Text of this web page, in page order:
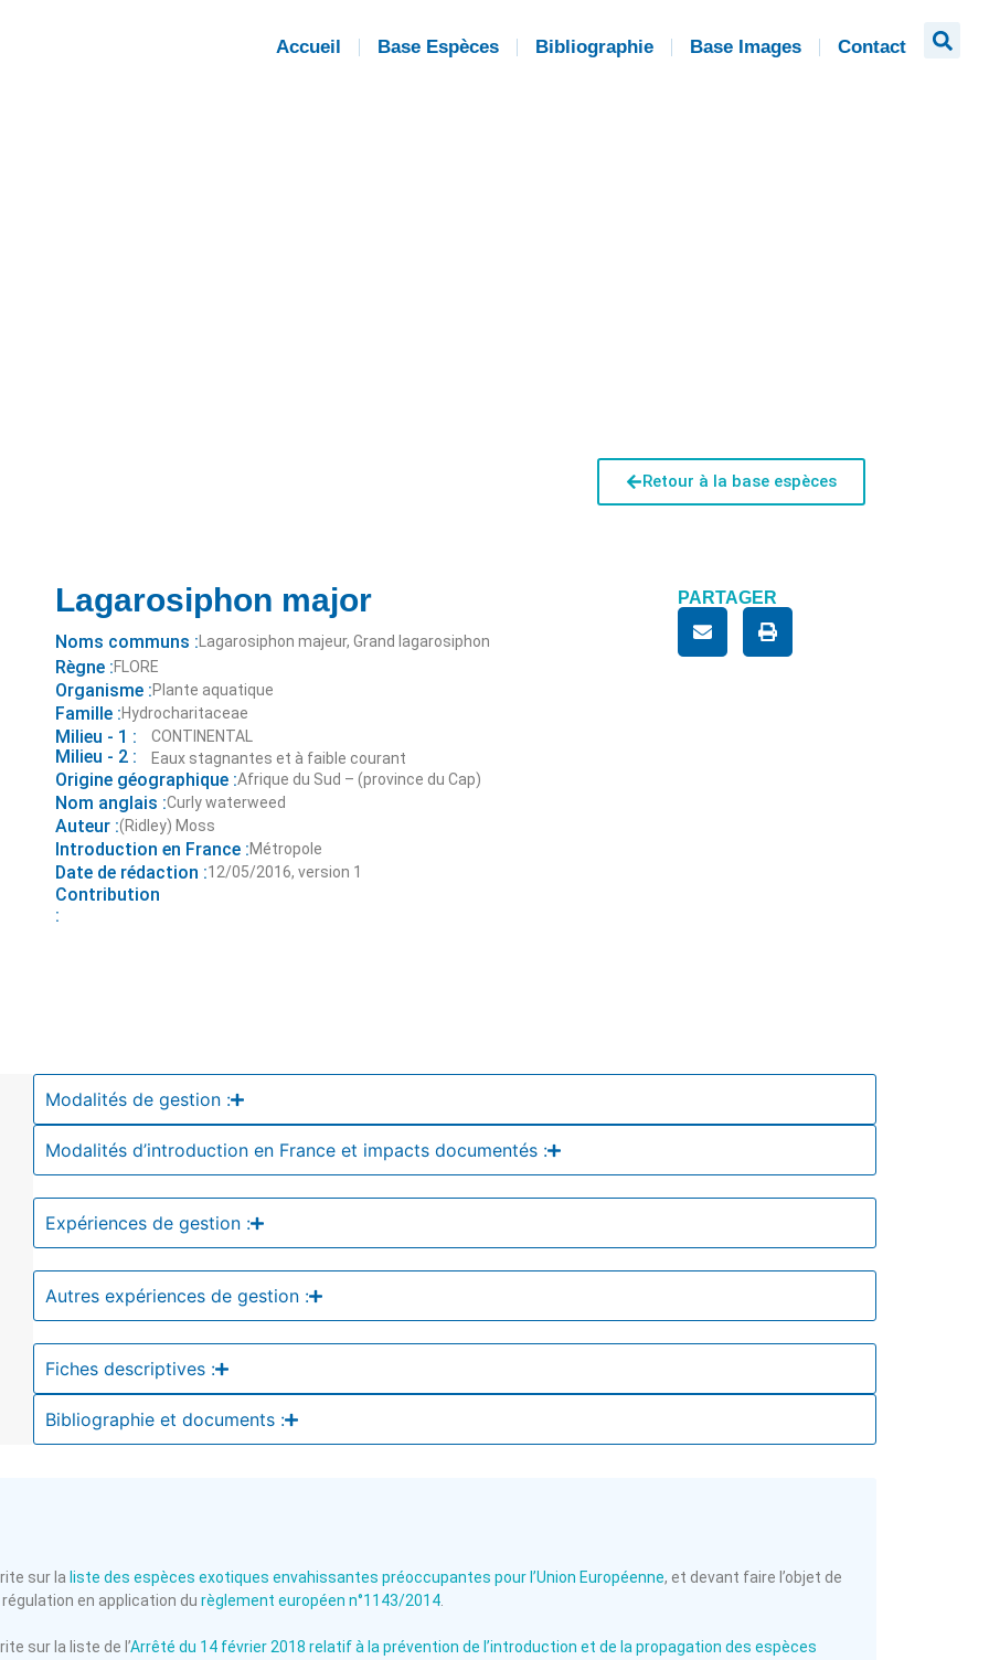
Accueil Base Espèces Bibliographie Base Images Contact
Retour à la base espèces
Lagarosiphon major
Noms communs : Lagarosiphon majeur, Grand lagarosiphon
Règne :FLORE
Organisme :Plante aquatique
Famille :Hydrocharitaceae
Milieu - 1 : CONTINENTAL
Milieu - 2 : Eaux stagnantes et à faible courant
Origine géographique :Afrique du Sud – (province du Cap)
Nom anglais :Curly waterweed
Auteur :(Ridley) Moss
Introduction en France :Métropole
Date de rédaction :12/05/2016, version 1
Contribution
:
PARTAGER
Modalités de gestion :
Modalités d’introduction en France et impacts documentés :
Expériences de gestion :
Autres expériences de gestion :
Fiches descriptives :
Bibliographie et documents :
sur la liste des espèces exotiques envahissantes préoccupantes pour l’Union Européenne, et devant faire l’objet de
en application du règlement européen n°1143/2014.
sur la liste de l’Arrêté du 14 février 2018 relatif à la prévention de l’introduction et de la propagation des espèces